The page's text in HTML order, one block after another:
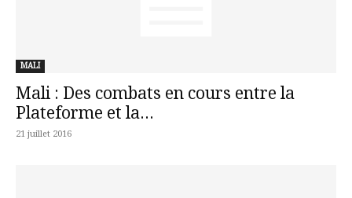
MALI
Mali : Des combats en cours entre la
Plateforme et la...
21 juillet 2016